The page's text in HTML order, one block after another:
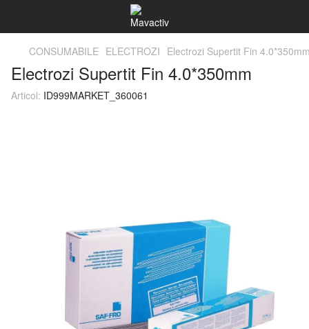
CONSUMABILE ELECTROZI Electrozi Supertit Fin
Electrozi Supertit Fin 4.0*350mm
Articol: ID999MARKET_360061